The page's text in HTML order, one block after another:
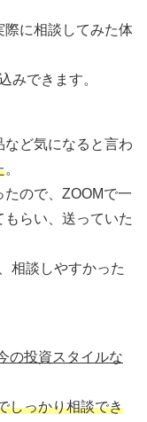
際に相談してみた体
みできます。
など気になると言わ
。
ので、ZOOMで一
らい、送っていた
相談しやすかった
の投資スタイルな
しっかり相談でき